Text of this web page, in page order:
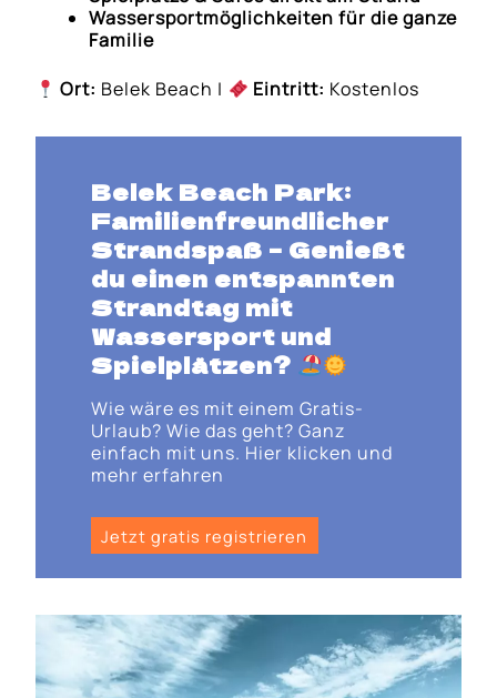
Wassersportmöglichkeiten für die ganze
Familie
Ort: Belek Beach | Eintritt: Kostenlos
Belek Beach Park:
Familienfreundlicher
Strandspaß – Genießt
du einen entspannten
Strandtag mit
Wassersport und
Spielplätzen?
Wie wäre es mit einem Gratis-
Urlaub? Wie das geht? Ganz
einfach mit uns. Hier klicken und
mehr erfahren
Jetzt gratis registrieren